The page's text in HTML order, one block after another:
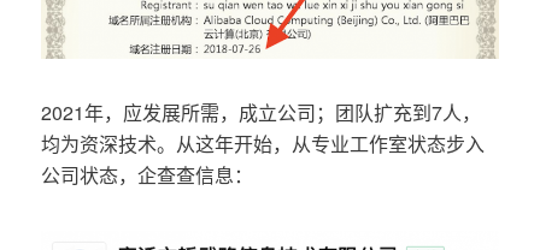
2021年，应发展所需，成立公司；团队扩充到7人，
均为资深技术。从这年开始，从专业工作室状态步入
公司状态，企查查信息：